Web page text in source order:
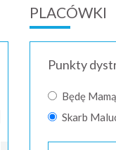
PLACÓWKI
Punkty
Będę Mamą
Skarb